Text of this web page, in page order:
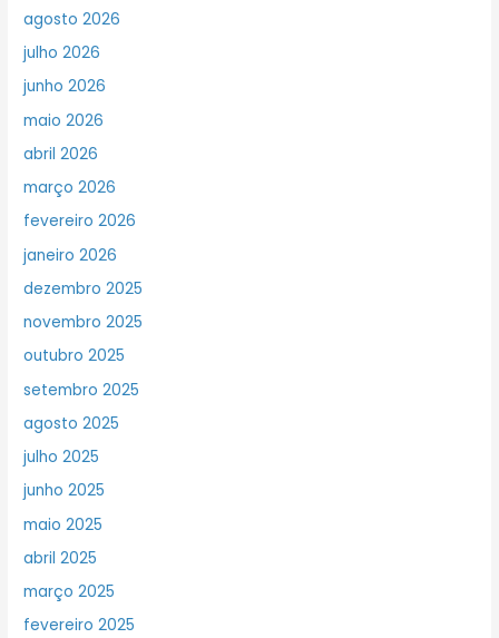
agosto 2026
julho 2026
junho 2026
maio 2026
abril 2026
março 2026
fevereiro 2026
janeiro 2026
dezembro 2025
novembro 2025
outubro 2025
setembro 2025
agosto 2025
julho 2025
junho 2025
maio 2025
abril 2025
março 2025
fevereiro 2025